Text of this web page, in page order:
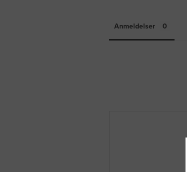
Anmeldelser